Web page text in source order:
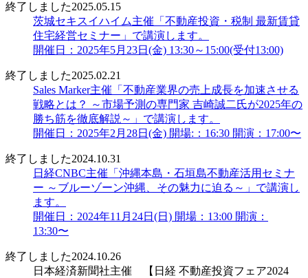
終了しました2025.05.15
茨城セキスイハイム主催「不動産投資・税制 最新賃貸
住宅経営セミナー」で講演します。
開催日：2025年5月23日(金) 13:30～15:00(受付13:00)
終了しました2025.02.21
Sales Marker主催「不動産業界の売上成長を加速させる
戦略とは？ ～市場予測の専門家 吉崎誠二氏が2025年の
勝ち筋を徹底解説～」で講演します。
開催日：2025年2月28日(金) 開場:：16:30 開演：17:00〜
終了しました2024.10.31
日経CNBC主催「沖縄本島・石垣島不動産活用セミナ
ー ～ブルーゾーン沖縄、その魅力に迫る～」で講演し
ます。
開催日：2024年11月24日(日) 開場：13:00 開演：
13:30〜
終了しました2024.10.26
日本経済新聞社主催 【日経 不動産投資フェア2024